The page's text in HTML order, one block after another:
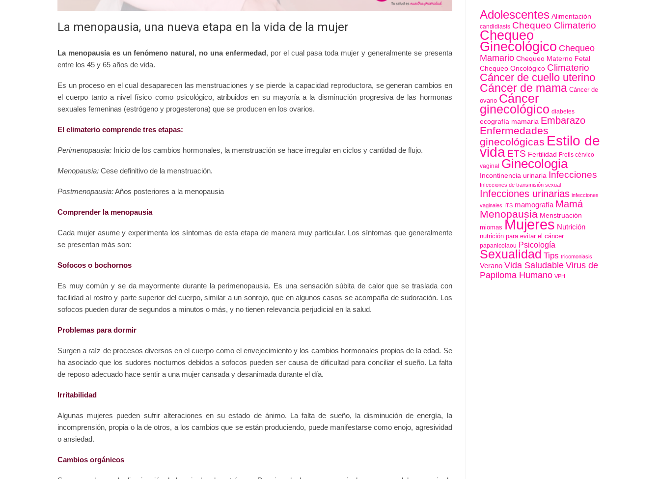
La menopausia, una nueva etapa en la vida de la mujer
La menopausia es un fenómeno natural, no una enfermedad, por el cual pasa toda mujer y generalmente se presenta
entre los 45 y 65 años de vida.
Es un proceso en el cual desaparecen las menstruaciones y se pierde la capacidad reproductora, se generan cambios en
el cuerpo tanto a nivel físico como psicológico, atribuidos en su mayoría a la disminución progresiva de las hormonas
sexuales femeninas (estrógeno y progesterona) que se producen en los ovarios.
El climaterio comprende tres etapas:
Perimenopausia: Inicio de los cambios hormonales, la menstruación se hace irregular en ciclos y cantidad de flujo.
Menopausia: Cese definitivo de la menstruación.
Postmenopausia:Años posteriores a la menopausia
Comprender la menopausia
Cada mujer asume y experimenta los síntomas de esta etapa de manera muy particular. Los síntomas que generalmente
se presentan más son:
Sofocos o bochornos
Es muy común y se da mayormente durante la perimenopausia. Es una sensación súbita de calor que se traslada con
facilidad al rostro y parte superior del cuerpo, similar a un sonrojo, que en algunos casos se acompaña de sudoración. Los
sofocos pueden durar de segundos a minutos o más, y no tienen relevancia perjudicial en la salud.
Problemas para dormir
Surgen a raíz de procesos diversos en el cuerpo como el envejecimiento y los cambios hormonales propios de la edad. Se
ha asociado que los sudores nocturnos debidos a sofocos pueden ser causa de dificultad para conciliar el sueño. La falta
de reposo adecuado hace sentir a una mujer cansada y desanimada durante el día.
Irritabilidad
Algunas mujeres pueden sufrir alteraciones en su estado de ánimo. La falta de sueño, la disminución de energía, la
incomprensión, propia o la de otros, a los cambios que se están produciendo, puede manifestarse como enojo, agresividad
o ansiedad.
Cambios orgánicos
Adolescentes Alimentación
candidiasis Chequeo Climaterio
Chequeo
Ginecológico Chequeo
Mamario Chequeo Materno Fetal
Chequeo Oncológico Climaterio
Cáncer de cuello uterino
Cáncer de mama Cáncer de
ovario Cáncer
ginecológico diabetes
ecografía mamaria Embarazo
Enfermedades
ginecológicas Estilo de
vida ETS Fertilidad Frotis cérvico
vaginal Ginecologia
Incontinencia urinaria Infecciones
Infecciones de transmisión sexual
Infecciones urinarias infecciones
vaginales ITS mamografía Mamá
Menopausia Menstruación
miomas Mujeres Nutrición
nutrición para evitar el cáncer
papanicolaou Psicología
Sexualidad Tips tricomoniasis
Verano Vida Saludable Virus de
Papiloma Humano VPH